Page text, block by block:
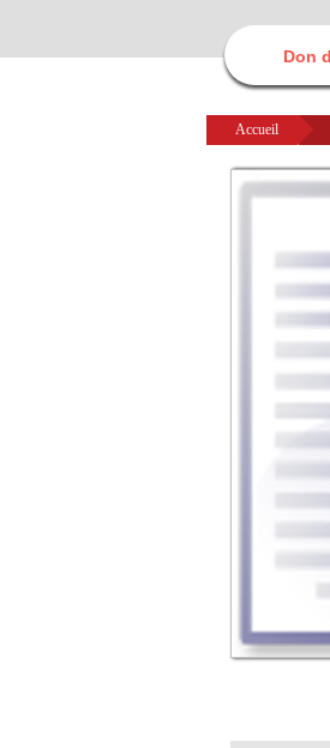
Don
Accueil >